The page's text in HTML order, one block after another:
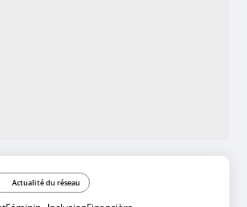
Actualité du réseau